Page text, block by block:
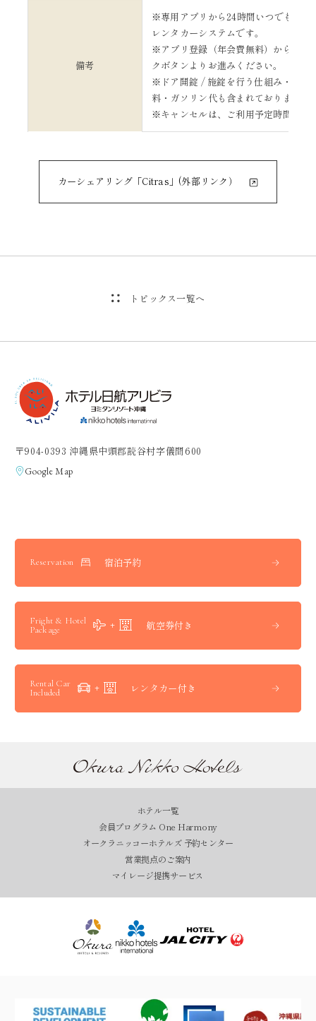
備考
※専用アプリから24時間いつでも必要
レンタカーシステムです。
※アプリ登録（年会費無料）からのご
クボタンよりお進みください。
※ドア開錠 / 施錠を行う仕組み・15分
料・ガソリン代も含まれております。
※キャンセルは、ご利用予定時間の15
カーシェアリング「Citras」(外部リンク）
トピックス一覧へ
〒904-0393 沖縄県中頭郡読谷村字儀間600
Google Map
Reservation 宿泊予約
Fright & Hotel
Package
航空券付き
Rental Car
Included
レンタカー付き
ホテル一覧
会員プログラム One Harmony
オークラニッコーホテルズ 予約センター
営業拠点のご案内
マイレージ提携サービス